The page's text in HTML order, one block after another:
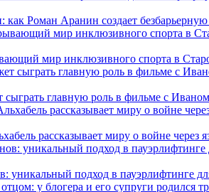
Роман Аранин создает
мир инклюзивного спорта в
главную роль в фильме с
рассказывает миру о войне через
уникальный подход в пауэрлифтинге